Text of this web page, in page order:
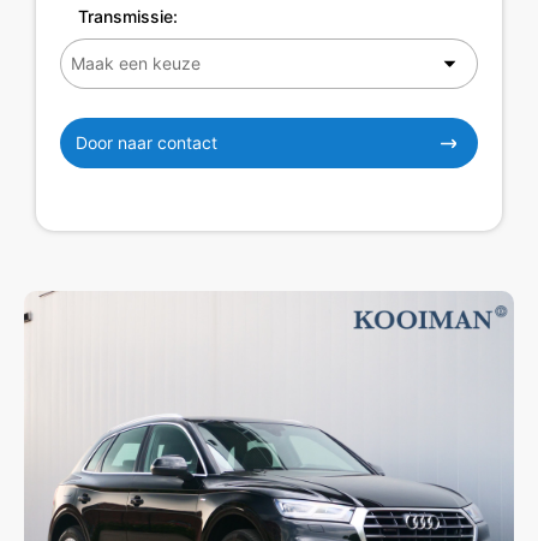
Transmissie:
Door naar contact